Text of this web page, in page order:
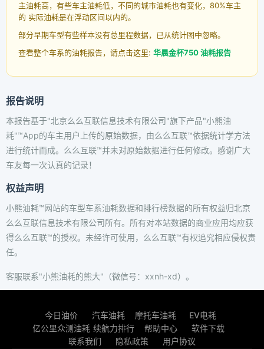
主油耗高，有些车主油耗低，不同的城市油耗也有变化，80%车主
的 实际油耗是在浮动区间以内的。
部分早期车型有些样本没有总里程数据，已从统计图中忽略。
查看整个车系的油耗报告，请点击这里: 华晨金杯750 油耗报告
报告说明
本报告基于"北京么么互联信息技术有限公司"旗下产品"小熊油
耗"™App的车主用户上传的原始数据，由么么互联™依据统计学方法
进行统计而成。么么互联™并未对原始数据进行任何修改。感谢广大
车友每一次认真的记录！
权益声明
小熊油耗™网站的车型车系油耗数据和排行榜数据的所有权益归北京
么么互联信息技术有限公司所有。所有对本站数据的商业应用均应获
得么么互联™的授权。未经许可使用，么么互联™有权追究相应侵权责
任。
客服联系"小熊油耗的熊大"（微信号：xxnh-xd）。
今日油价 汽车油耗 摩托车油耗
EV电耗
亿公里众测油耗 续航力排行 帮助中心
软件下载
联系我们
隐私政策 用户协议